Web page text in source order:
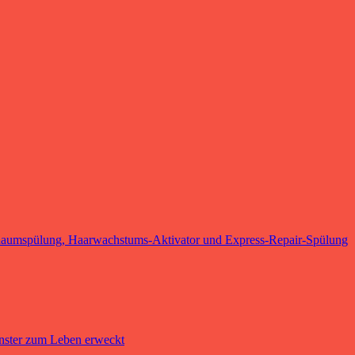
Haarwachstums-Aktivator und Express-Repair-Spülung
zum Leben erweckt